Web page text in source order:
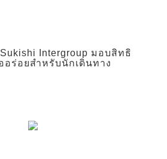
Intergroup มอบสิทธิ
ร่อยสำหรับนักเดินทาง